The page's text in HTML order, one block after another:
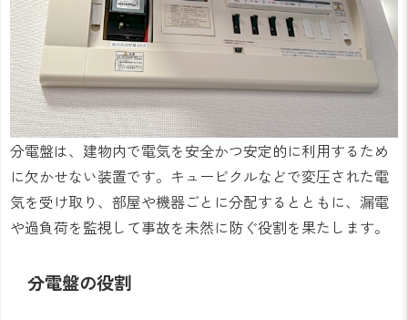
分電盤は、建物内で電気を安全かつ安定的に利用するため
に欠かせない装置です。キュービクルなどで変圧された電
気を受け取り、部屋や機器ごとに分配するとともに、漏電
や過負荷を監視して事故を未然に防ぐ役割を果たします。
分電盤の役割